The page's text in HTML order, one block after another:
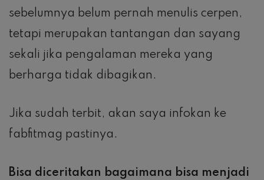
sebelumnya belum pernah menulis cerpen,
tetapi merupakan tantangan dan sayang
sekali jika pengalaman mereka yang
berharga tidak dibagikan.
Jika sudah terbit, akan saya infokan ke
fabfitmag pastinya.
Bisa diceritakan bagaimana bisa menjadi